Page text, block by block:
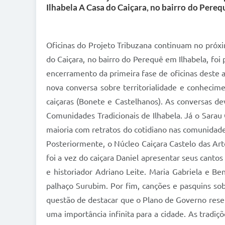
Ilhabela A Casa do Caiçara, no bairro do
Oficinas do Projeto Tribuzana continuam no
do Caiçara, no bairro do Perequê em Ilhabela,
encerramento da primeira fase de oficinas deste
nova conversa sobre territorialidade e
caiçaras (Bonete e Castelhanos). As conversas
Comunidades Tradicionais de Ilhabela. Já o
maioria com retratos do cotidiano nas
Posteriormente, o Núcleo Caiçara Castelo das
foi a vez do caiçara Daniel apresentar seus
e historiador Adriano Leite. Maria Gabriela e
palhaço Surubim. Por fim, canções e pasquins
questão de destacar que o Plano de Governo
uma importância infinita para a cidade. As